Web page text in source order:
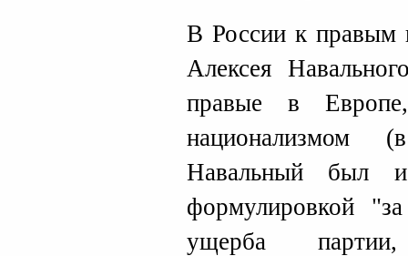
В России к правым
Алексея
правые в
национализмом
Навальный был
формулировкой
ущерба